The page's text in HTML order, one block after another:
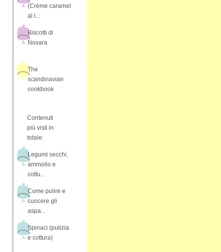
(Crème caramel
al l...
Biscotti di
Novara
The
scandinavian
cookbook
Contenuti
più visti in
totale:
Legumi secchi,
ammollo e
cottu...
Come pulire e
cuocere gli
aspa...
Spinaci (pulizia
e cottura)